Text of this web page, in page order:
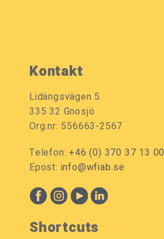
Kontakt
Lidängsvägen 5
335 32 Gnosjö
Org.nr: 556663-2567
Telefon:+46 (0) 370 37 13 00
Epost: info@wfiab.se
Shortcuts